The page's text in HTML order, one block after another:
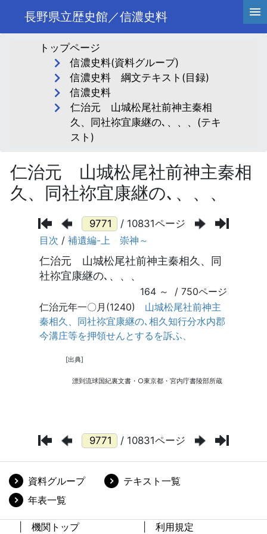
長野県立歴史館／信濃史料
トップページ
信濃史料(資料グループ)
信濃史料 綱文テキスト(目録)
信濃史料
仁治元 山城松尾社前神主秦相
久、同社祢宜康継の､、、、(テキ
スト)
仁治元 山城松尾社前神主秦相
久、同社祢宜康継の､、、、
/ 10831ページ
/ 10831ページ
資料グループ
テキスト一覧
年表一覧
機関トップ 利用規定